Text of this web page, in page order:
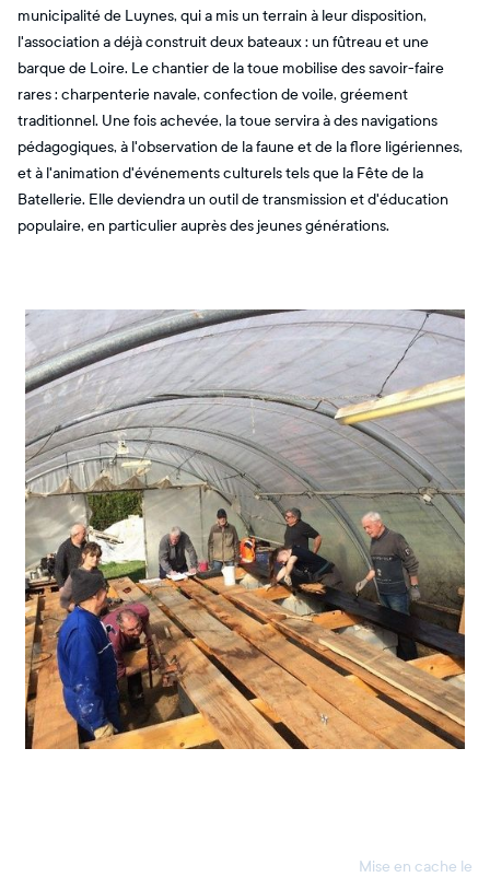
municipalité de Luynes, qui a mis un terrain à leur disposition,
l'association a déjà construit deux bateaux : un fûtreau et une
barque de Loire. Le chantier de la toue mobilise des savoir-faire
rares : charpenterie navale, confection de voile, gréement
traditionnel. Une fois achevée, la toue servira à des navigations
pédagogiques, à l'observation de la faune et de la flore ligériennes,
et à l'animation d'événements culturels tels que la Fête de la
Batellerie. Elle deviendra un outil de transmission et d'éducation
populaire, en particulier auprès des jeunes générations.
Mise en cache le